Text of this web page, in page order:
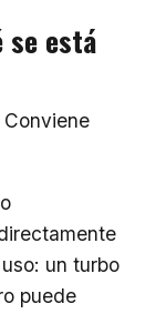
se está
un turbo
puede